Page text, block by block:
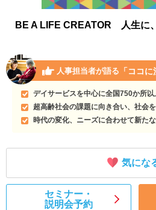
BE A LIFE CREATOR 人生に
人事担当者が語る 「ココに
デイサービスを中心に全国750か所以
超高齢社会の課題に向き合い、社会
時代の変化、ニーズに合わせて新た
気にな
セミナー・
説明会予約